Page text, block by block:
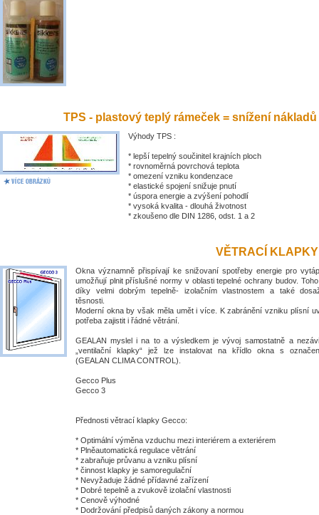
TPS - plastový teplý rámeček = snížení
Výhody TPS :
* lepší tepelný součinitel krajních ploch
* rovnoměrná povrchová teplota
* omezení vzniku kondenzace
* elastické spojení snižuje pnutí
* úspora energie a zvýšení pohodlí
* vysoká kvalita - dlouhá životnost
* zkoušeno dle DIN 1286, odst. 1 a 2
VĚTRACÍ
Okna významně přispívají ke snižovaní spotřeby energie pro
umožňují plnit příslušné normy v oblasti tepelné ochrany budov.
díky velmi dobrým tepelně- izolačním vlastnostem a také
těsnosti.
Moderní okna by však měla umět i více. K zabránění vzniku plísní
potřeba zajistit i řádné větrání.
GEALAN myslel i na to a výsledkem je vývoj samostatně a
„ventilační klapky“ jež lze instalovat na křídlo okna s
(GEALAN CLIMA CONTROL).
Gecco Plus
Gecco 3
Přednosti větrací klapky Gecco:
* Optimální výměna vzduchu mezi interiérem a exteriérem
* Plněautomatická regulace větrání
* zabraňuje průvanu a vzniku plísní
* činnost klapky je samoregulační
* Nevyžaduje žádné přídavné zařízení
* Dobré tepelně a zvukově izolační vlastnosti
* Cenově výhodné
* Dodržování předpisů daných zákony a normou